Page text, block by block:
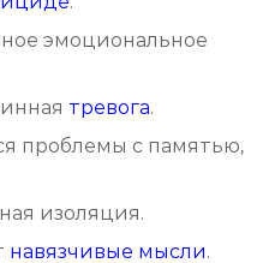
эмоциональное
тревога.
проблемы с памятью,
изоляция.
навязчивые мысли.